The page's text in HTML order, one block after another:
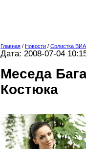
Главная / Новости / Солистка
Дата: 2008-07-04
Меседа
Костюка